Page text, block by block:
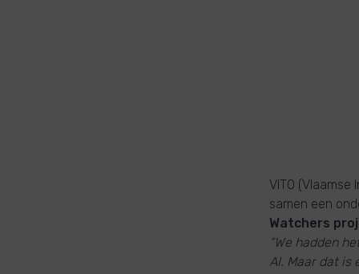
VITO
samen een
Watchers
“We hadden
AI. Maar dat is